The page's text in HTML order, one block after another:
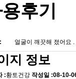
후기
얼굴이 깨끗해 졌어요
지 정보
:황토건강 작성일 :08-10-